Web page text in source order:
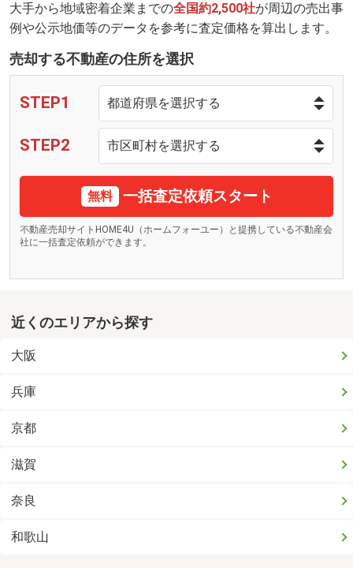
大手から地域密着企業までの全国約2,500社が周辺の売出事
例や公示地価等のデータを参考に査定価格を算出します。
売却する不動産の住所を選択
STEP1
STEP2
無料 一括査定依頼スタート
不動産売却サイトHOME4U（ホームフォーユー）と提携している不動産会
社に一括査定依頼ができます。
近くのエリアから探す
大阪
兵庫
京都
滋賀
奈良
和歌山